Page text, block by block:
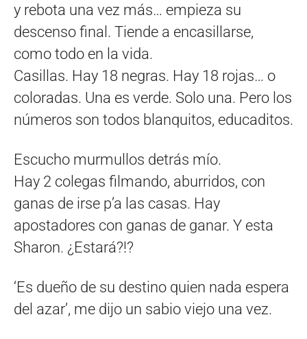
y rebota una vez más… empieza su
descenso final. Tiende a encasillarse,
como todo en la vida.
Casillas. Hay 18 negras. Hay 18 rojas… o
coloradas. Una es verde. Solo una. Pero los
números son todos blanquitos, educaditos.
Escucho murmullos detrás mío.
Hay 2 colegas filmando, aburridos, con
ganas de irse p’a las casas. Hay
apostadores con ganas de ganar. Y esta
Sharon. ¿Estará?!?
‘Es dueño de su destino quien nada espera
del azar’, me dijo un sabio viejo una vez.